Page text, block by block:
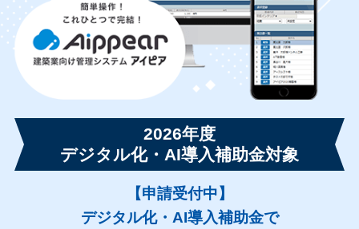
2026年度
デジタル化・AI導入補助金対象
【申請受付中】
デジタル化・AI導入補助金で